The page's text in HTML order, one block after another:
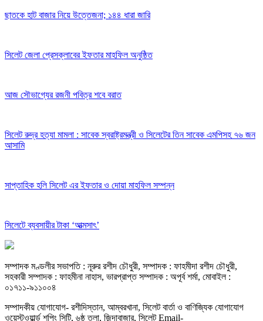
ছাতকে হাট বাজার নিয়ে উত্তেজনা; ১৪৪ ধারা জারি
সিলেট জেলা প্রেসক্লাবের ইফতার মাহফিল অনুষ্ঠিত
আজ সৌভাগ্যের রজনী পবিত্র শবে বরাত
সিলেট রুদ্র হত্যা মামলা : সাবেক স্বরাষ্ট্রমন্ত্রী ও সিলেটের তিন সাবেক এমপিসহ ৭৬ জন
আসামি
সাপ্তাহিক হলি সিলেট এর ইফতার ও দোয়া মাহফিল সম্পন্ন
সিলেটে ব্যবসায়ীর টাকা ‘আত্মসাৎ’
সম্পাদক মণ্ডলীর সভাপতি : নূরুর রশীদ চৌধুরী, সম্পাদক : ফাহমীদা রশীদ চৌধুরী,
সহকারী সম্পাদক : ফাহমীনা নাহাস, ভারপ্রাপ্ত সম্পাদক : অপূর্ব শর্মা, মোবাইল :
০১৭১১-৯১১০০৪
সম্পাদকীয় যােগাযোগ- রশীদিস্তান, আম্বরখানা, সিলেট বার্তা ও বাণিজ্যিক যোগাযােগ
ওয়েস্টওয়ার্ল্ড শপিং সিটি, ৬ষ্ঠ তলা, জিন্দাবাজার, সিলেট Email-